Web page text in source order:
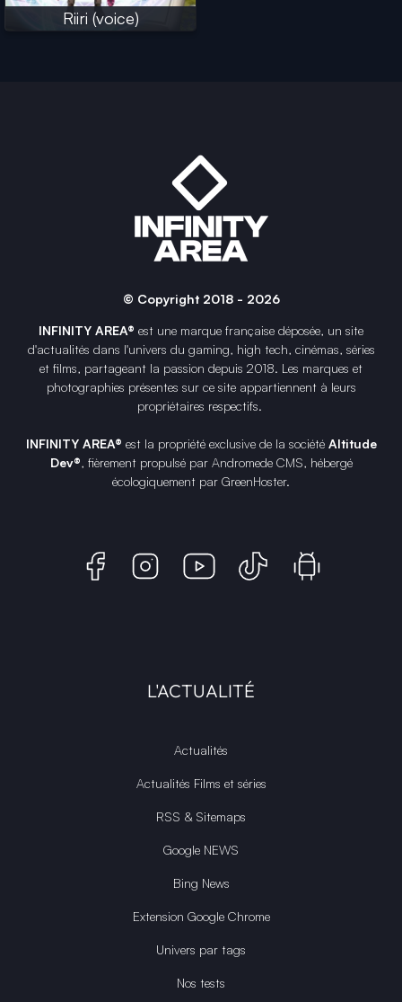
Riiri (voice)
© Copyright 2018 - 2026
INFINITY AREA® est une marque française déposée, un site
d'actualités dans l'univers du gaming, high tech, cinémas, séries
et films, partageant la passion depuis 2018. Les marques et
photographies présentes sur ce site appartiennent à leurs
propriétaires respectifs.
INFINITY AREA® est la propriété exclusive de la société Altitude
Dev®, fièrement propulsé par Andromede CMS, hébergé
écologiquement par GreenHoster.
L'ACTUALITÉ
Actualités
Actualités Films et séries
RSS & Sitemaps
Google NEWS
Bing News
Extension Google Chrome
Univers par tags
Nos tests